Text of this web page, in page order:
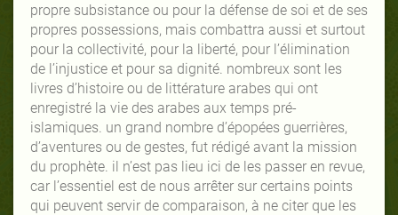
propre subsistance ou pour la défense de soi et de ses
propres possessions, mais combattra aussi et surtout
pour la collectivité, pour la liberté, pour l’élimination
de l’injustice et pour sa dignité. nombreux sont les
livres d’histoire ou de littérature arabes qui ont
enregistré la vie des arabes aux temps pré-
islamiques. un grand nombre d’épopées guerrières,
d’aventures ou de gestes, fut rédigé avant la mission
du prophète. il n’est pas lieu ici de les passer en revue,
car l’essentiel est de nous arrêter sur certains points
qui peuvent servir de comparaison, à ne citer que les